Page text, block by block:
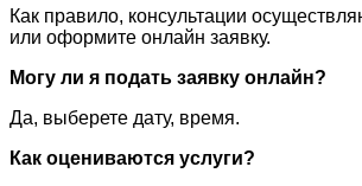
Как правило, консультации
или оформите онлайн заявку.
Могу ли я подать заявку онлайн?
Да, выберете дату, время.
Как оцениваются услуги?